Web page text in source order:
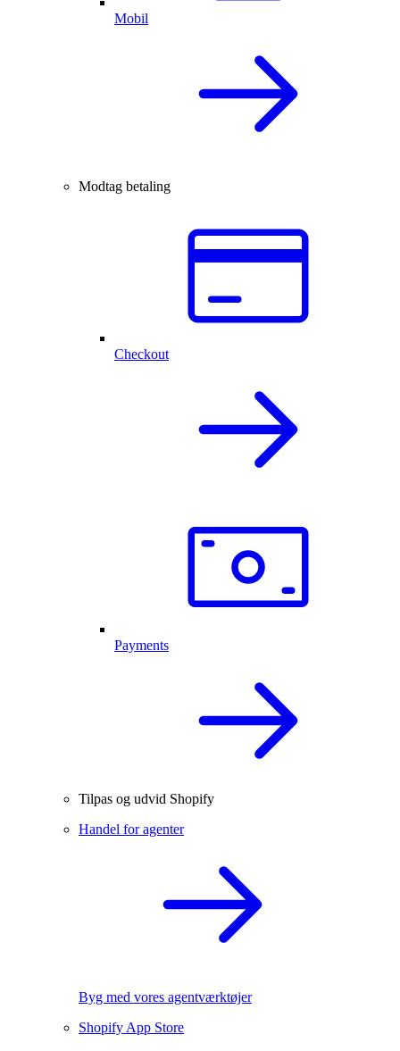
Mobil
Modtag betaling
Checkout
Payments
Tilpas og udvid Shopify
Handel for agenter
Byg med vores agentværktøjer
Shopify App Store